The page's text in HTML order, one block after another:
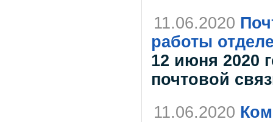
11.06.2020
работы
12 июня 2020
почтовой
11.06.2020